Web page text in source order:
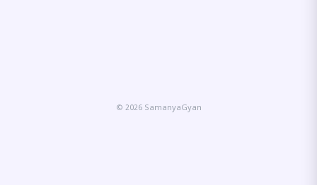
© 2026 SamanyaGyan